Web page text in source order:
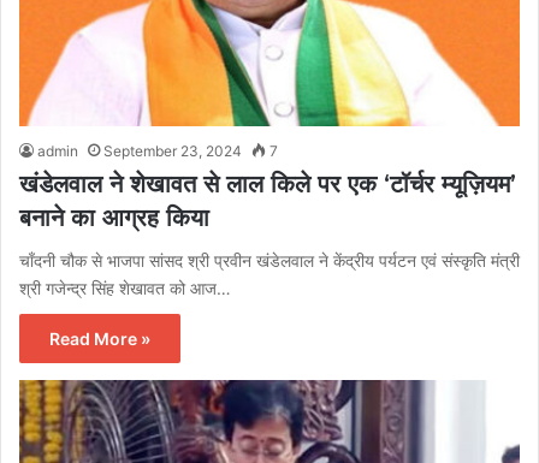
admin September 23, 2024 7
खंडेलवाल ने शेखावत से लाल किले पर एक ‘टॉर्चर म्यूज़ियम’
बनाने का आग्रह किया
चाँदनी चौक से भाजपा सांसद श्री प्रवीन खंडेलवाल ने केंद्रीय पर्यटन एवं संस्कृति मंत्री
श्री गजेन्द्र सिंह शेखावत को आज…
Read More »